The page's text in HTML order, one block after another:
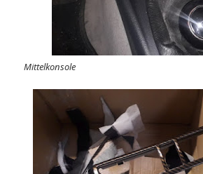
Mittelkonsole